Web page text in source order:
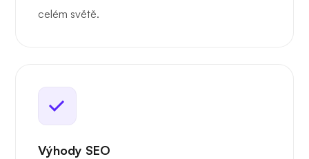
celém světě.
Výhody SEO